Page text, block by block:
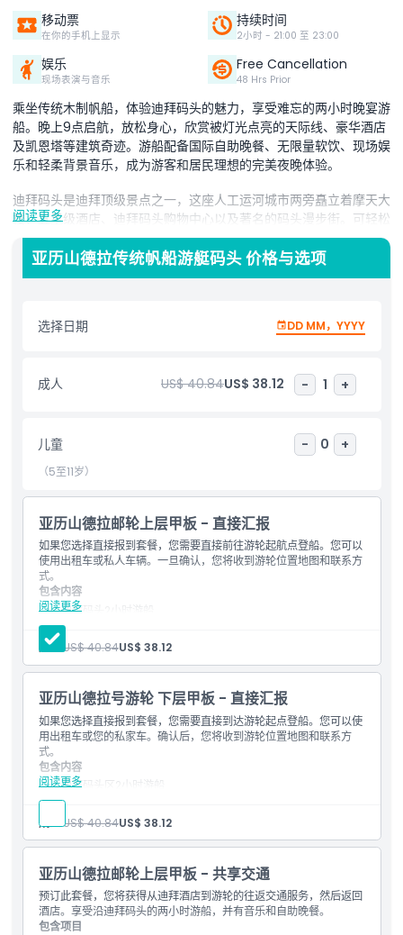
移动票
在你的手机上显示
持续时间
2小时 - 21:00 至 23:00
娱乐
现场表演与音乐
Free Cancellation
48 Hrs Prior
乘坐传统木制帆船，体验迪拜码头的魅力，享受难忘的两小时晚宴游
船。晚上9点启航，放松身心，欣赏被灯光点亮的天际线、豪华酒店
及凯恩塔等建筑奇迹。游船配备国际自助晚餐、无限量软饮、现场娱
乐和轻柔背景音乐，成为游客和居民理想的完美夜晚体验。
迪拜码头是迪拜顶级景点之一，这座人工运河城市两旁矗立着摩天大
楼、五星级酒店、迪拜码头购物中心以及著名的码头漫步街。可轻松
搭乘迪拜地铁和电车抵达，这里拥有丰富的餐饮、购物和娱乐选择。
无论您渴望阿拉伯美食、亚洲风味还是国际快餐，码头漫步街一应俱
全。此迪拜码头晚宴游船让您尽享城市夜生活的精华，将奢华、休闲
来过多少次，迪拜码头的魅力永不褪色。
亮点
包含项
儿童成人政策
接车时间 送车时间
需要了解的事项
起点 终点
取消政策
阅读更多
亚历山德拉传统帆船游艇码头 价格与选项
选择日期 DD MM，YYYY
成人 US$ 40.84US$ 38.12 - 1 +
儿童 - 0 +
（5至11岁）
亚历山德拉邮轮上层甲板 - 直接汇报
如果您选择直接报到套餐，您需要直接前往游轮起航点登船。您可以
使用出租车或私人车辆。一旦确认，您将收到游轮位置地图和联系方
式。
阅读更多
包含内容
迪拜码头2小时游船
现场娱乐表演：塔努拉舞者和女声歌手
全套餐自助晚餐
水、软饮、果汁、茶和咖啡
背景音乐
双层游轮下层和上层甲板
登船时间20:30，游轮开始时间21:00
成人: US$ 40.84US$ 38.12
亚历山德拉号游轮 下层甲板 - 直接汇报
如果您选择直接报到套餐，您需要直接到达游轮起点登船。您可以使
用出租车或您的私家车。确认后，您将收到游轮位置地图和联系方
式。
阅读更多
包含内容
迪拜码头区2小时游船
现场娱乐表演：塔努拉舞者和女歌手
全套自助晚餐
矿泉水、软饮料、果汁、茶和咖啡
背景音乐
登船时间20:30，游船开始时间21:00
成人:US$ 40.84US$ 38.12
亚历山德拉邮轮上层甲板 - 共享交通
预订此套餐，您将获得从迪拜酒店到游轮的往返交通服务，然后返回
酒店。享受沿迪拜码头的两小时游船，并有音乐和自助晚餐。
包含项目